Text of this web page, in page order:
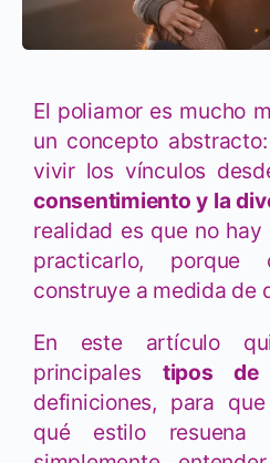
El poliamor es mucho
un concepto
vivir los vínculos
consentimiento y la
realidad es que no
practicarlo,
construye a medida de
En este artículo
principales tipos de
definiciones, para
qué estilo